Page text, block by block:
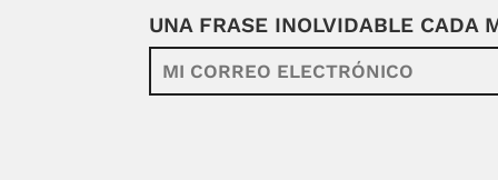
UNA FRASE INOLVIDABLE CADA